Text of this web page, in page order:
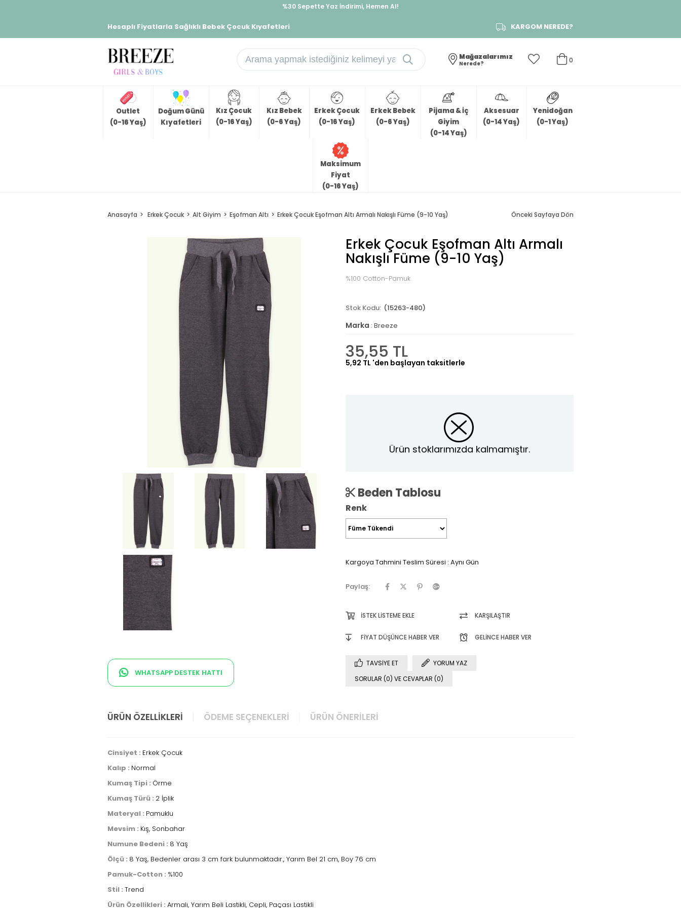
%30 Sepette Yaz İndirimi, Hemen Al!
Hesaplı Fiyatlarla Sağlıklı Bebek Çocuk Kıyafetleri KARGOM NEREDE?
0
Mağazalarımız
Nerede?
Outlet
(0-16 Yaş)
Doğum Günü
Kıyafetleri
Kız Çocuk
(0-16 Yaş)
Kız Bebek
(0-6 Yaş)
Erkek Çocuk
(0-16 Yaş)
Erkek Bebek
(0-6 Yaş)
Pijama & İç
Giyim
(0-14 Yaş)
Aksesuar
(0-14 Yaş)
Yenidoğan
(0-1 Yaş)
Maksimum
Fiyat
(0-16 Yaş)
Anasayfa Erkek Çocuk Alt Giyim Eşofman Altı Erkek Çocuk Eşofman Altı Armalı Nakışlı Füme (9-10 Yaş) Önceki Sayfaya Dön
WHATSAPP DESTEK HATTI
Erkek Çocuk Eşofman Altı Armalı
Nakışlı Füme (9-10 Yaş)
%100 Cotton-Pamuk
(15263-480)
Marka : Breeze
35,55 TL
5,92 TL 'den başlayan taksitlerle
Ürün stoklarımızda kalmamıştır.
Beden Tablosu
Renk
Kargoya Tahmini Teslim Süresi : Aynı Gün
Paylaş:
İSTEK LISTEME EKLE KARŞILAŞTIR
FIYAT DÜŞÜNCE HABER VER GELINCE HABER VER
TAVSIYE ET
YORUM YAZ
SORULAR (0) VE CEVAPLAR (0)
ÜRÜN ÖZELLIKLERI ÖDEME SEÇENEKLERI ÜRÜN ÖNERILERI
Cinsiyet : Erkek Çocuk
Kalıp : Normal
Kumaş Tipi : Örme
Kumaş Türü : 2 İplik
Materyal : Pamuklu
Mevsim : Kış, Sonbahar
Numune Bedeni : 8 Yaş
Ölçü : 8 Yaş, Bedenler arası 3 cm fark bulunmaktadır., Yarım Bel 21 cm, Boy 76 cm
Pamuk-Cotton : %100
Stil : Trend
Ürün Özellikleri : Armalı, Yarım Beli Lastikli, Cepli, Paçası Lastikli